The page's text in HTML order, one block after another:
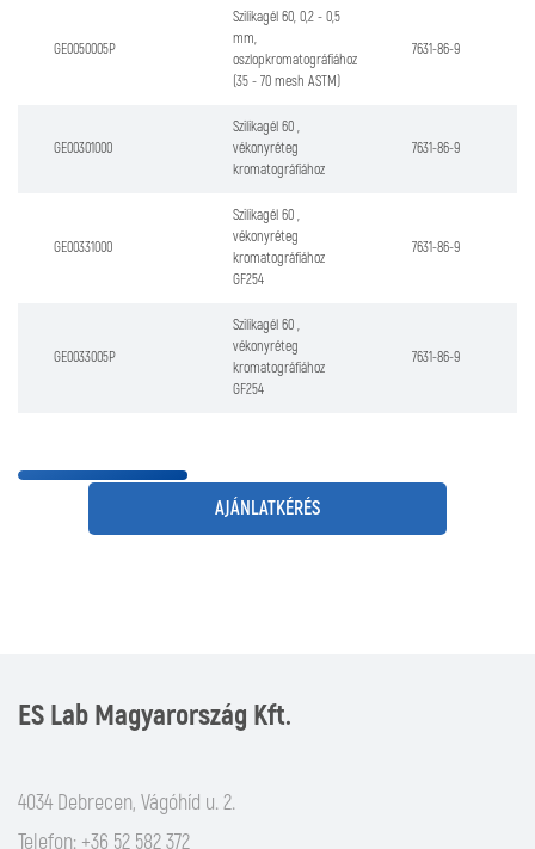
GE0050005P
Szilikagél 60, 0,2 - 0,5
mm,
oszlopkromatográfiához
(35 - 70 mesh ASTM)
7631-86-9
GE00301000
Szilikagél 60 ,
vékonyréteg
kromatográfiához
7631-86-9
GE00331000
Szilikagél 60 ,
vékonyréteg
kromatográfiához
GF254
7631-86-9
GE0033005P
Szilikagél 60 ,
vékonyréteg
kromatográfiához
GF254
7631-86-9
AJÁNLATKÉRÉS
ES Lab Magyarország Kft.
4034 Debrecen, Vágóhíd u. 2.
Telefon: +36 52 582 372